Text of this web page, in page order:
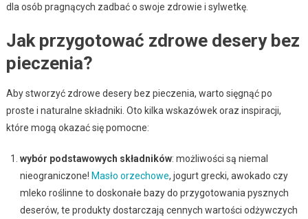
dla osób pragnących zadbać o swoje zdrowie i sylwetkę.
Jak przygotować zdrowe desery bez
pieczenia?
Aby stworzyć zdrowe desery bez pieczenia, warto sięgnąć po
proste i naturalne składniki. Oto kilka wskazówek oraz inspiracji,
które mogą okazać się pomocne:
wybór podstawowych składników: możliwości są niemal
nieograniczone! Masło orzechowe, jogurt grecki, awokado czy
mleko roślinne to doskonałe bazy do przygotowania pysznych
deserów, te produkty dostarczają cennych wartości odżywczych